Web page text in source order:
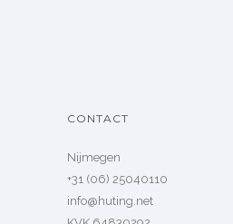
CONTACT
Nijmegen
+31 (06) 25040110
info@huting.net